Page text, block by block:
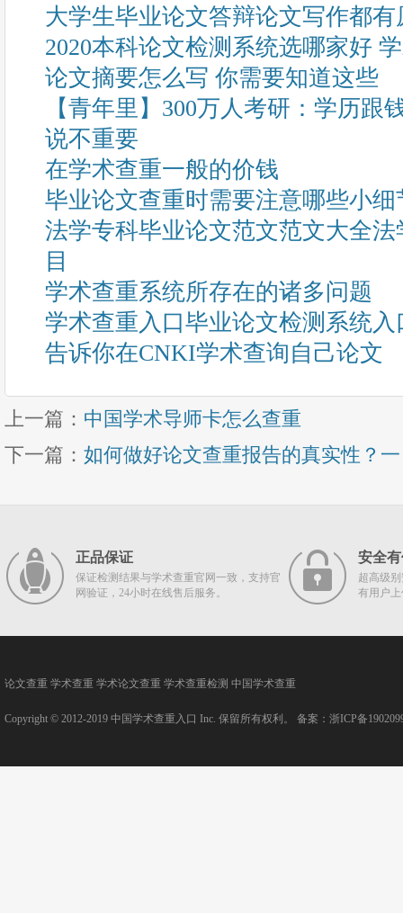
大学生毕业论文答辩论文写作都
2020本科论文检测系统选哪家好
论文摘要怎么写 你需要知道这些
【青年里】300万人考研：学历跟
说不重要
在学术查重一般的价钱
毕业论文查重时需要注意哪些小细
法学专科毕业论文范文范文大全
目
学术查重系统所存在的诸多问题
学术查重入口毕业论文检测系统入
告诉你在CNKI学术查询自己论文
上一篇： 中国学术导师卡怎么查重
下一篇： 如何做好论文查重报告的真实性？一
正品保证
保证检测结果与学术查重官网一致，支持官
网验证，24小时在线售后服务。
安全
超高级
有用户
论文查重 学术查重 学术论文查重 学术查重检测 中国学术查重
Copyright © 2012-2019 中国学术查重入口 Inc. 保留所有权利。 备案： 浙ICP备